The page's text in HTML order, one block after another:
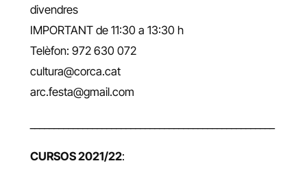
divendres
IMPORTANT de 11:30 a 13:30 h
Telèfon: 972 630 072
cultura@corca.cat
arc.festa@gmail.com
CURSOS 2021/22: